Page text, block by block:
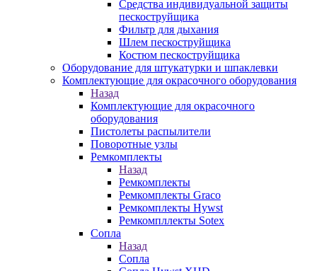
Средства индивидуальной защиты
пескоструйщика
Фильтр для дыхания
Шлем пескоструйщика
Костюм пескоструйщика
Оборудование для штукатурки и шпаклевки
Комплектующие для окрасочного оборудования
Назад
Комплектующие для окрасочного
оборудования
Пистолеты распылители
Поворотные узлы
Ремкомплекты
Назад
Ремкомплекты
Ремкомплекты Graco
Ремкомплекты Hywst
Ремкомпллекты Sotex
Сопла
Назад
Сопла